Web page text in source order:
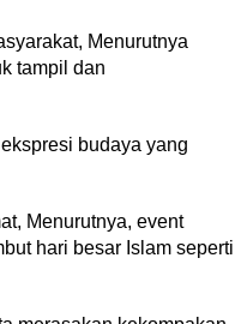
Menurutnya
tampil dan
budaya yang
Menurutnya, event
hari besar Islam seperti